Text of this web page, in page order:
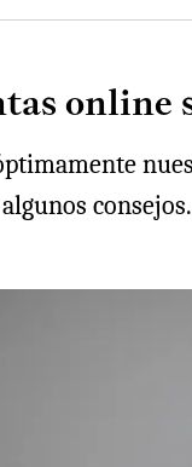
online
consejos.